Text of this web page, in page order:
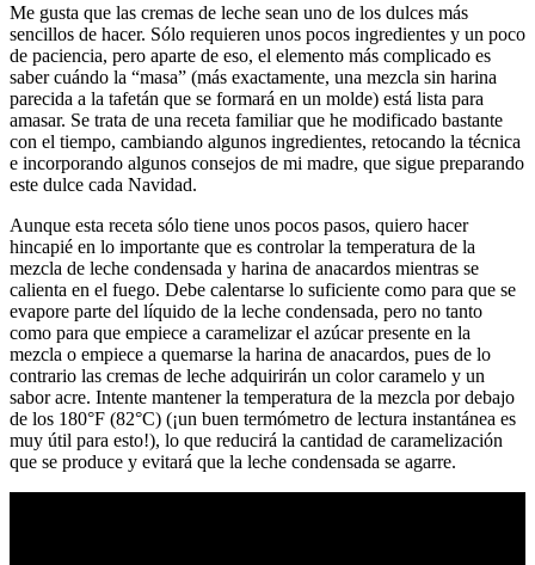
Me gusta que las cremas de leche sean uno de los dulces más
sencillos de hacer. Sólo requieren unos pocos ingredientes y un poco
de paciencia, pero aparte de eso, el elemento más complicado es
saber cuándo la “masa” (más exactamente, una mezcla sin harina
parecida a la tafetán que se formará en un molde) está lista para
amasar. Se trata de una receta familiar que he modificado bastante
con el tiempo, cambiando algunos ingredientes, retocando la técnica
e incorporando algunos consejos de mi madre, que sigue preparando
este dulce cada Navidad.
Aunque esta receta sólo tiene unos pocos pasos, quiero hacer
hincapié en lo importante que es controlar la temperatura de la
mezcla de leche condensada y harina de anacardos mientras se
calienta en el fuego. Debe calentarse lo suficiente como para que se
evapore parte del líquido de la leche condensada, pero no tanto
como para que empiece a caramelizar el azúcar presente en la
mezcla o empiece a quemarse la harina de anacardos, pues de lo
contrario las cremas de leche adquirirán un color caramelo y un
sabor acre. Intente mantener la temperatura de la mezcla por debajo
de los 180°F (82°C) (¡un buen termómetro de lectura instantánea es
muy útil para esto!), lo que reducirá la cantidad de caramelización
que se produce y evitará que la leche condensada se agarre.